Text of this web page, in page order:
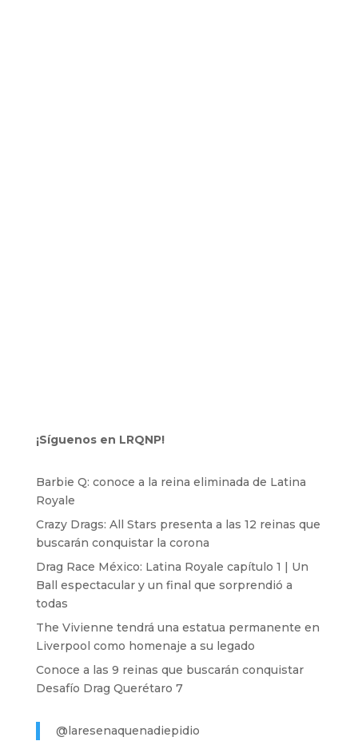
¡Síguenos en LRQNP!
Barbie Q: conoce a la reina eliminada de Latina
Royale
Crazy Drags: All Stars presenta a las 12 reinas que
buscarán conquistar la corona
Drag Race México: Latina Royale capítulo 1 | Un
Ball espectacular y un final que sorprendió a
todas
The Vivienne tendrá una estatua permanente en
Liverpool como homenaje a su legado
Conoce a las 9 reinas que buscarán conquistar
Desafío Drag Querétaro 7
@laresenaquenadiepidio